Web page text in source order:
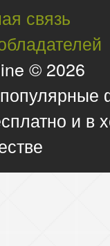
связь
© 2026
и в